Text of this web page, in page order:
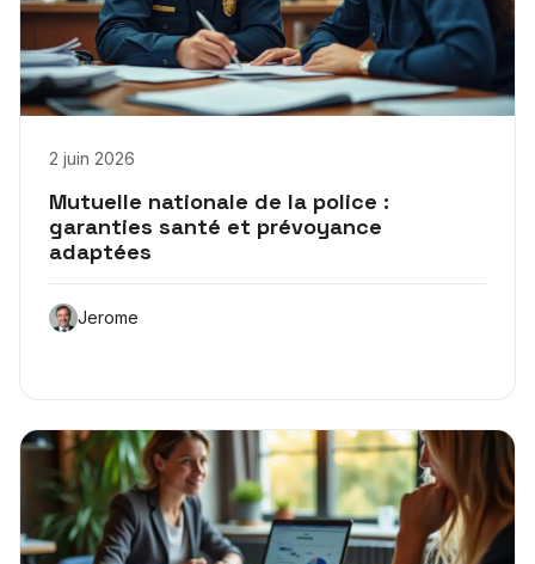
2 juin 2026
Mutuelle nationale de la police :
garanties santé et prévoyance
adaptées
Jerome